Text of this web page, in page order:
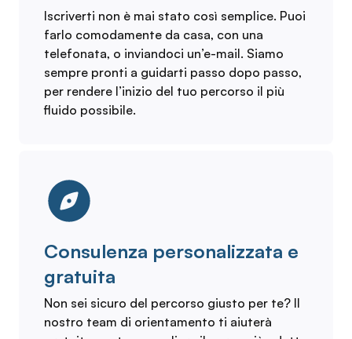
Iscriverti non è mai stato così semplice. Puoi
farlo comodamente da casa, con una
telefonata, o inviandoci un’e-mail. Siamo
sempre pronti a guidarti passo dopo passo,
per rendere l’inizio del tuo percorso il più
fluido possibile.
Consulenza personalizzata e
gratuita
Non sei sicuro del percorso giusto per te? Il
nostro team di orientamento ti aiuterà